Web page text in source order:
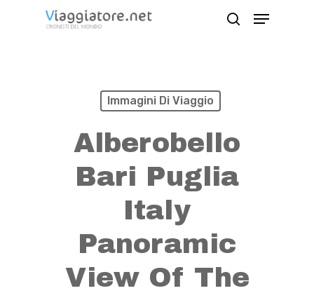
Menu
Immagini Di Viaggio
Alberobello
Bari Puglia
Italy
Panoramic
View Of The